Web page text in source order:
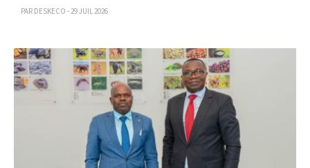
PAR DESKECO - 29 JUIL 2026